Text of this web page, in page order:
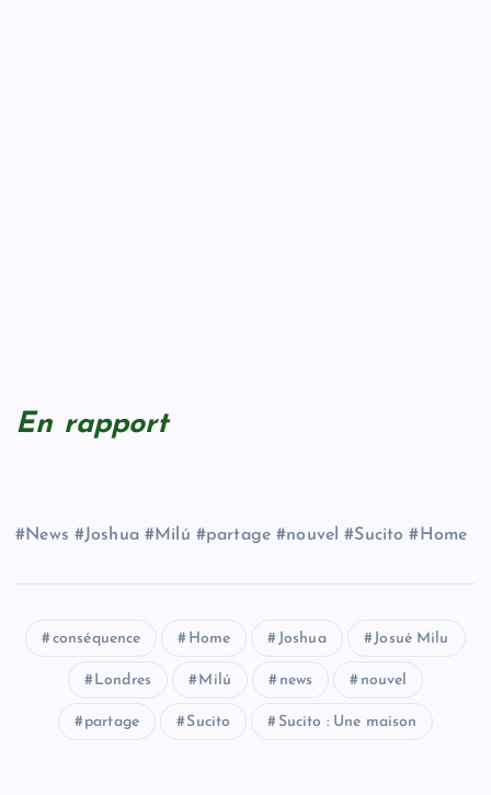
En rapport
#News #Joshua #Milú #partage #nouvel #Sucito #Home
conséquence Home Joshua Josué Milu
Londres Milú news nouvel
partage Sucito Sucito : Une maison